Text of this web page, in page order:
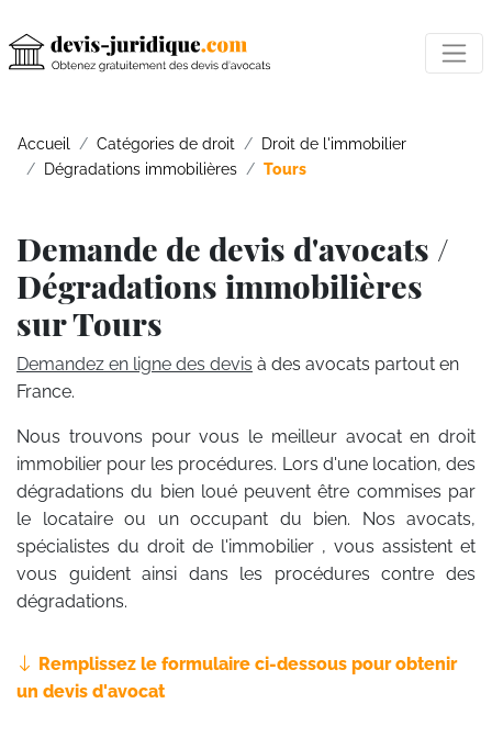
Accueil Catégories de droit
Droit de l'immobilier
Dégradations immobilières
Tours
Demande de devis d'avocats /
Dégradations immobilières
sur Tours
Demandez en ligne des devis à des avocats partout en
France.
Nous trouvons pour vous le meilleur avocat en droit
immobilier pour les procédures. Lors d'une location, des
dégradations du bien loué peuvent être commises par
le locataire ou un occupant du bien. Nos avocats,
spécialistes du droit de l'immobilier , vous assistent et
vous guident ainsi dans les procédures contre des
dégradations.
Remplissez le formulaire ci-dessous pour obtenir
un devis d'avocat